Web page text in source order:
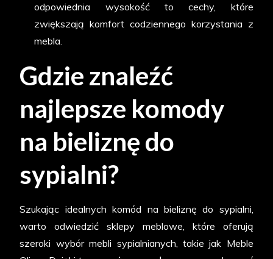
odpowiednia wysokość to cechy, które
zwiększają komfort codziennego korzystania z
mebla.
Gdzie znaleźć
najlepsze komody
na bieliznę do
sypialni?
Szukając idealnych komód na bieliznę do sypialni,
warto odwiedzić sklepy meblowe, które oferują
szeroki wybór mebli sypialnianych, takie jak Meble